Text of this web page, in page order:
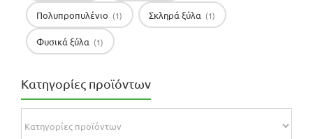
Πολυπροπυλένιο (1) Σκληρά ξύλα (1)
Φυσικά ξύλα (1)
Κατηγορίες προϊόντων